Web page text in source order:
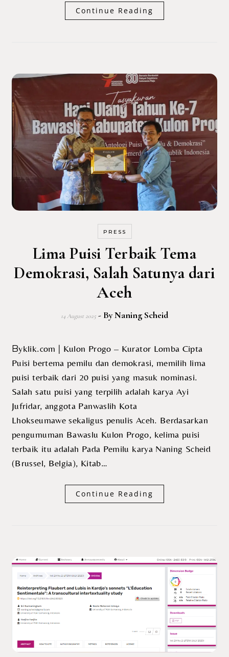
Continue Reading
PRESS
Lima Puisi Terbaik Tema
Demokrasi, Salah Satunya dari
Aceh
14 August 2025 - ByNaning Scheid
Byklik.com | Kulon Progo – Kurator Lomba Cipta
Puisi bertema pemilu dan demokrasi, memilih lima
puisi terbaik dari 20 puisi yang masuk nominasi.
Salah satu puisi yang terpilih adalah karya Ayi
Jufridar, anggota Panwaslih Kota
Lhokseumawe sekaligus penulis Aceh. Berdasarkan
pengumuman Bawaslu Kulon Progo, kelima puisi
terbaik itu adalah Pada Pemilu karya Naning Scheid
(Brussel, Belgia), Kitab…
Continue Reading